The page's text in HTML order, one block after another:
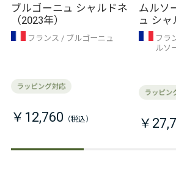
ブルゴーニュ シャルドネ
（2023年）
フランス ブルゴーニュ
￥12,760
ムルソ
ュ シャ
フラ
ルソ
￥